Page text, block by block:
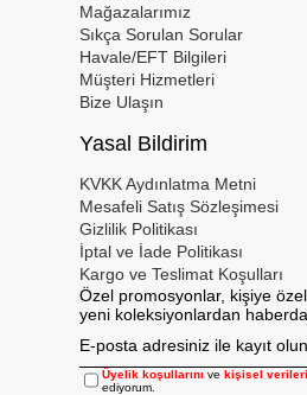
Mağazalarımız
Sıkça Sorulan Sorular
Havale/EFT Bilgileri
Müşteri Hizmetleri
Bize Ulaşın
Yasal Bildirim
KVKK Aydınlatma Metni
Mesafeli Satış Sözleşimesi
Gizlilik Politikası
İptal ve İade Politikası
Kargo ve Teslimat Koşulları
Özel promosyonlar, kişiye
yeni koleksiyonlardan
Üyelik koşullarını vekişisel
ediyorum.